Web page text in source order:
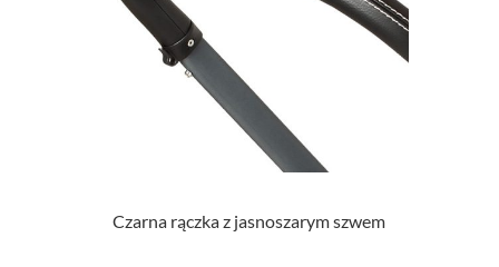
Czarna rączka z jasnoszarym szwem